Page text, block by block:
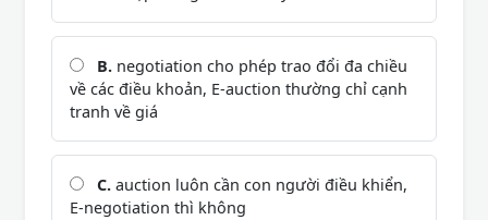
B. negotiation cho phép trao đổi đa chiều
về các điều khoản, E-auction thường chỉ cạnh
tranh về giá
C. auction luôn cần con người điều khiển,
E-negotiation thì không